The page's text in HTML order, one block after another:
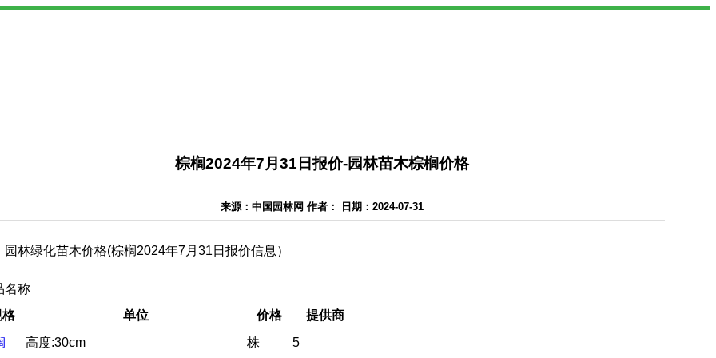
棕榈2024年7月31日报价-园林苗木棕榈价格
来源：中国园林网 作者： 日期：2024-07-31
园林绿化苗木价格(棕榈2024年7月31日报价信息）
名称
格
单位 价格
提供商
高度:30cm 株 5